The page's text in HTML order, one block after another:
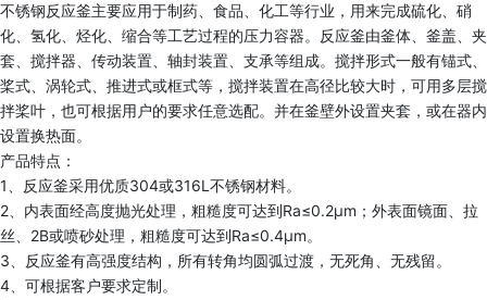
不锈钢反应釜主要应用于制药、食品、化工等行业，用来完成硫化、硝
化、氢化、烃化、缩合等工艺过程的压力容器。反应釜由釜体、釜盖、夹
套、搅拌器、传动装置、轴封装置、支承等组成。搅拌形式一般有锚式、
桨式、涡轮式、推进式或框式等，搅拌装置在高径比较大时，可用多层搅
拌桨叶，也可根据用户的要求任意选配。并在釜壁外设置夹套，或在器内
设置换热面。
产品特点：
1、反应釜采用优质304或316L不锈钢材料。
2、内表面经高度抛光处理，粗糙度可达到Ra≤0.2μm；外表面镜面、拉
丝、2B或喷砂处理，粗糙度可达到Ra≤0.4μm。
3、反应釜有高强度结构，所有转角均圆弧过渡，无死角、无残留。
4、可根据客户要求定制。